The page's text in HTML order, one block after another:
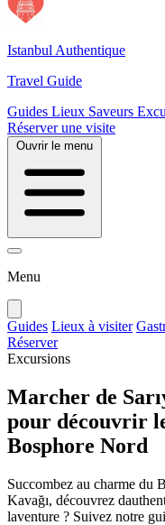
Istanbul Authentique
Travel Guide
Guides Lieux Saveurs
Réserver une visite
Ouvrir le menu
Menu
Guides Lieux à visiter
Réserver
Excursions
Marcher de
pour découvrir
Bosphore Nord
Succombez au charme du
Kavağı, découvrez
laventure ? Suivez notre